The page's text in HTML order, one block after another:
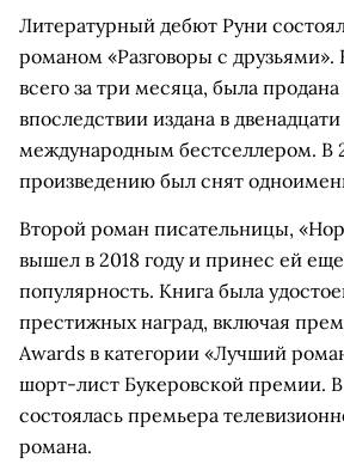
Литературный дебют Руни
романом «Разговоры с друзьями».
всего за три месяца, была
впоследствии издана в двенадцати
международным бестселлером. В
произведению был снят
Второй роман писательницы,
вышел в 2018 году и принес ей
популярность. Книга была
престижных наград, включая
Awards в категории «Лучший
шорт-лист Букеровской премии. В
состоялась премьера
романа.